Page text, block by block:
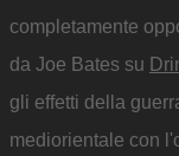
completamente
da Joe Bates su
gli effetti della
mediorientale con